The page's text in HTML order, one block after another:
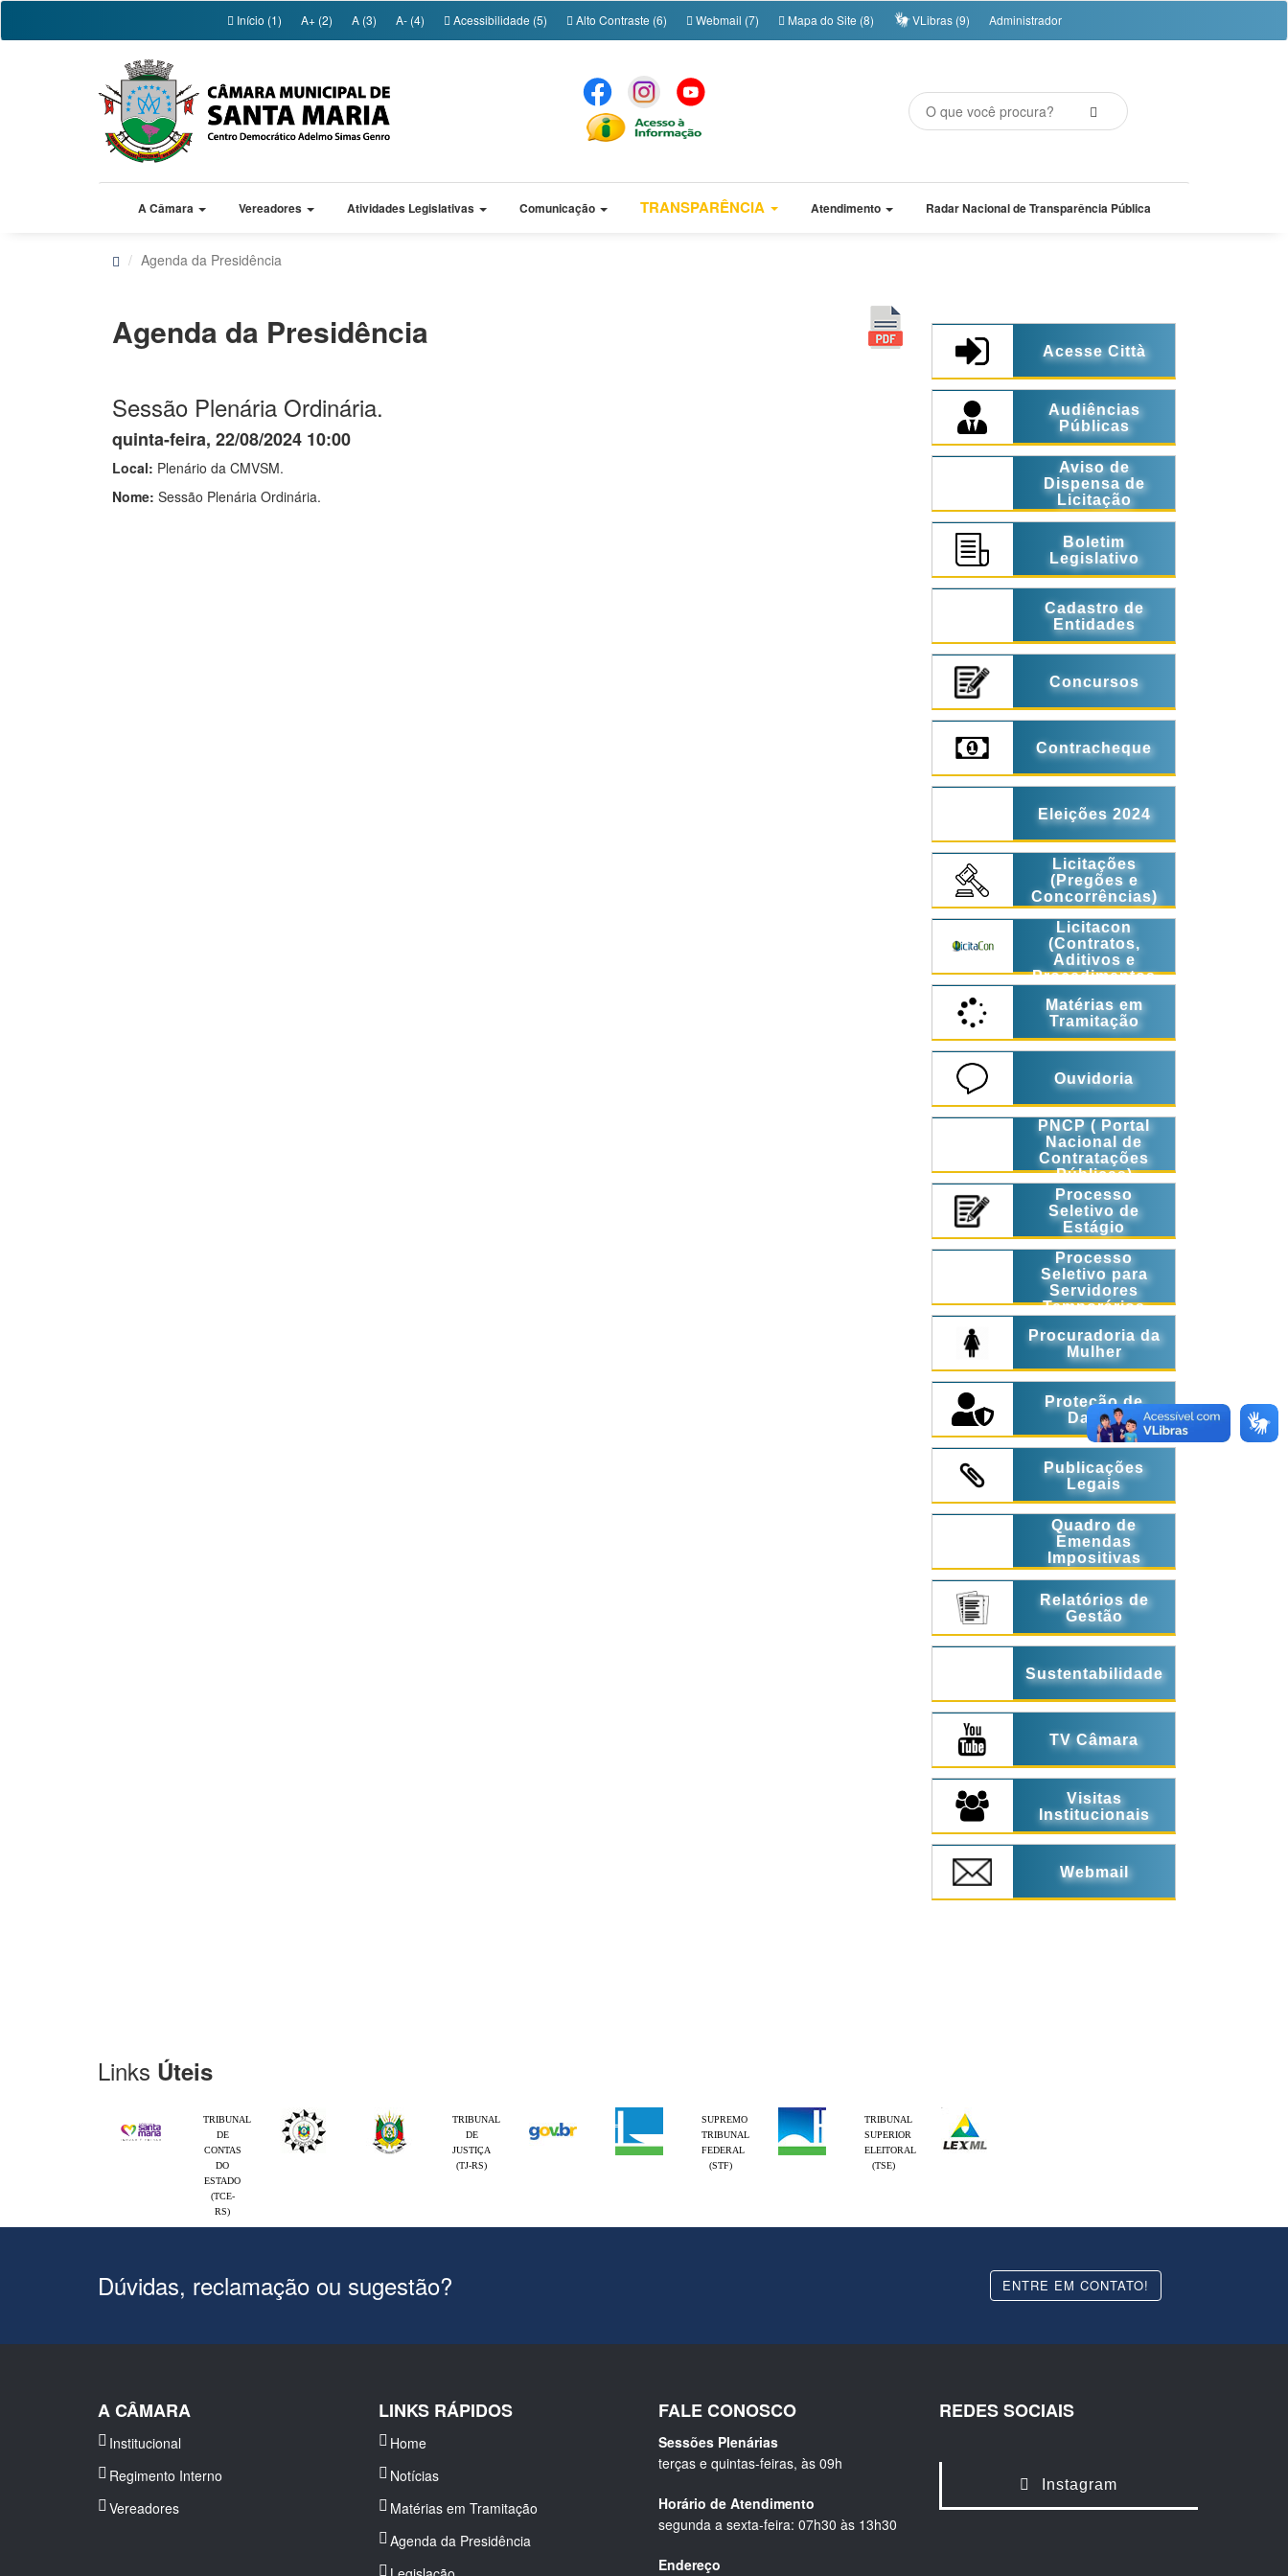
Início (1) A+ (2) A (3) A- (4) Acessibilidade (5) Alto Contraste (6) Webmail (7) Mapa do Site (8) VLibras (9) Administrador
A Câmara Vereadores Atividades Legislativas Comunicação TRANSPARÊNCIA Atendimento Radar Nacional de Transparência Pública
Agenda da Presidência
Agenda da Presidência
Sessão Plenária Ordinária.
quinta-feira, 22/08/2024 10:00
Local: Plenário da CMVSM.
Nome: Sessão Plenária Ordinária.
Acesse Città
Audiências
Públicas
Aviso de
Dispensa de
Licitação
Boletim
Legislativo
Cadastro de
Entidades
Concursos
Contracheque
Eleições 2024
Licitações
(Pregões e
Concorrências)
Licitacon
(Contratos,
Aditivos e
Procedimentos
Matérias em
Tramitação
Ouvidoria
PNCP ( Portal
Nacional de
Contratações
Públicas)
Processo
Seletivo de
Estágio
Processo
Seletivo para
Servidores
Temporários
Procuradoria da
Mulher
Proteção de
Dados
Publicações
Legais
Quadro de
Emendas
Impositivas
Relatórios de
Gestão
Sustentabilidade
TV Câmara
Visitas
Institucionais
Webmail
Links Úteis
TRIBUNAL
DE
CONTAS
DO
ESTADO
(TCE-
RS)
TRIBUNAL
DE
JUSTIÇA
(TJ-RS)
SUPREMO
TRIBUNAL
FEDERAL
(STF)
TRIBUNAL
SUPERIOR
ELEITORAL
(TSE)
Dúvidas, reclamação ou sugestão? ENTRE EM CONTATO!
A CÂMARA
Institucional
Regimento Interno
Vereadores
LINKS RÁPIDOS
Home
Notícias
Matérias em Tramitação
Agenda da Presidência
FALE CONOSCO
Sessões Plenárias
terças e quintas-feiras, às 09h
Horário de Atendimento
segunda a sexta-feira: 07h30 às 13h30
Endereço
REDES SOCIAIS
Instagram